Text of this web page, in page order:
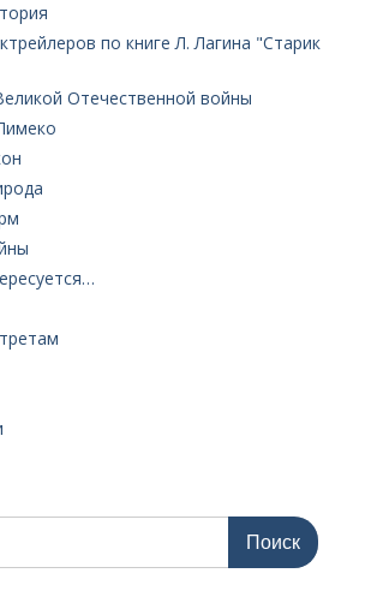
по книге Л. Лагина "Старик
Отечественной войны